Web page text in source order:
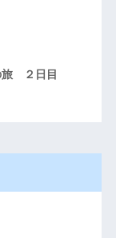
旅 ２日目